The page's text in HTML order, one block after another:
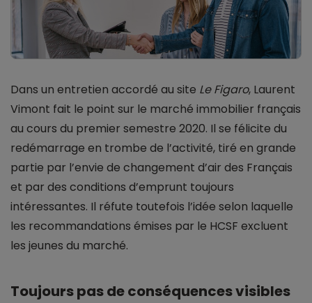
Dans un entretien accordé au site Le Figaro, Laurent
Vimont fait le point sur le marché immobilier français
au cours du premier semestre 2020. Il se félicite du
redémarrage en trombe de l’activité, tiré en grande
partie par l’envie de changement d’air des Français
et par des conditions d’emprunt toujours
intéressantes. Il réfute toutefois l’idée selon laquelle
les recommandations émises par le HCSF excluent
les jeunes du marché.
Toujours pas de conséquences visibles